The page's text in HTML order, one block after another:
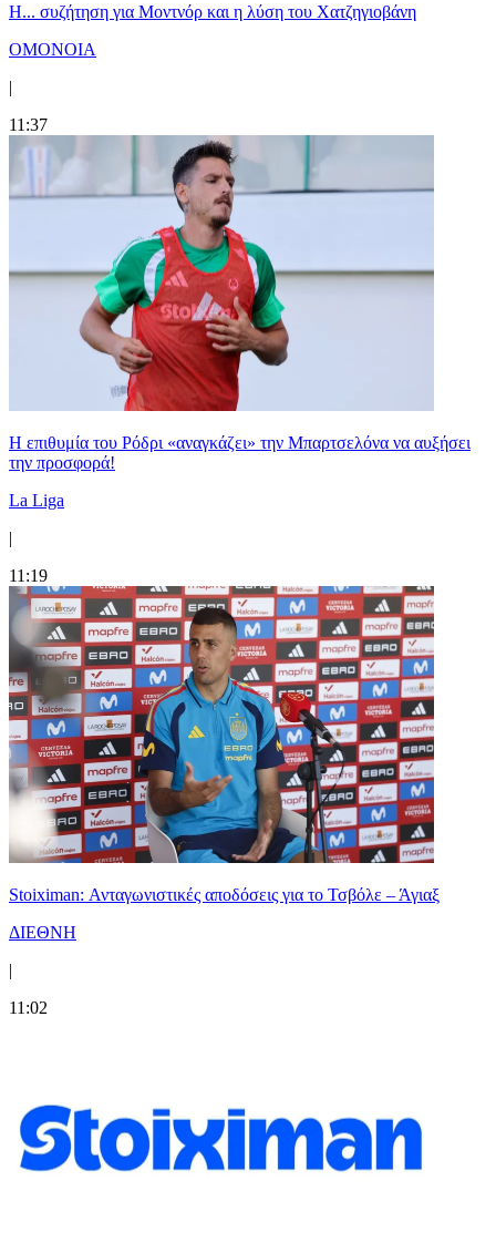
Η... συζήτηση για Μοντνόρ και η λύση του Χατζηγιοβάνη
ΟΜΟΝΟΙΑ
|
11:37
Η επιθυμία του Ρόδρι «αναγκάζει» την Μπαρτσελόνα να αυξήσει
την προσφορά!
La Liga
|
11:19
Stoiximan: Ανταγωνιστικές αποδόσεις για το Τσβόλε – Άγιαξ
ΔΙΕΘΝΗ
|
11:02